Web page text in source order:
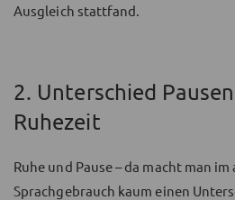
Ausgleich stattfand.
2. Unterschied
Ruhezeit
Ruhe und Pause – da macht man
Sprachgebrauch kaum einen